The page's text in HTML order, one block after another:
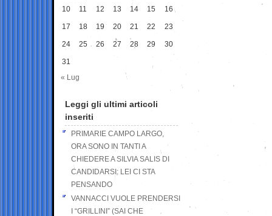
10 11 12 13 14 15 16
17 18 19 20 21 22 23
24 25 26 27 28 29 30
31
« Lug
Leggi gli ultimi articoli
inseriti
PRIMARIE CAMPO LARGO,
ORA SONO IN TANTI A
CHIEDERE A SILVIA SALIS DI
CANDIDARSI: LEI CI STA
PENSANDO
VANNACCI VUOLE PRENDERSI
I “GRILLINI” (SAI CHE